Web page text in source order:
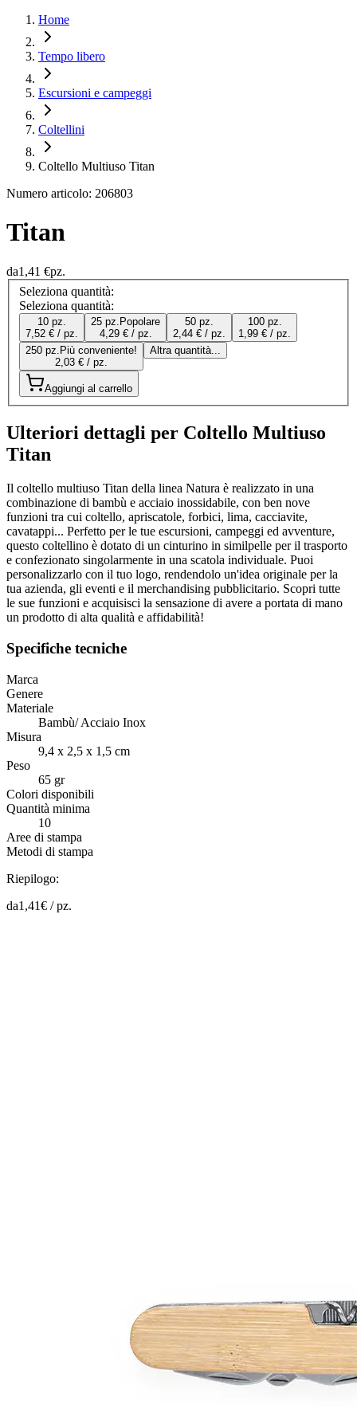
Home
Tempo libero
Escursioni e campeggi
Coltellini
Coltello Multiuso Titan
Numero articolo: 206803
Titan
da1,41 €pz.
Seleziona quantità:
Seleziona quantità:
10 pz.
7,52 € / pz.
25 pz. Popolare
4,29 € / pz.
50 pz.
2,44 € / pz.
100 pz.
1,99 € / pz.
250 pz. Più conveniente!
2,03 € / pz.
Altra quantità...
Aggiungi al carrello
Ulteriori dettagli per Coltello Multiuso
Titan
Il coltello multiuso Titan della linea Natura è realizzato in una
combinazione di bambù e acciaio inossidabile, con ben nove
funzioni tra cui coltello, apriscatole, forbici, lima, cacciavite,
cavatappi... Perfetto per le tue escursioni, campeggi ed avventure,
questo coltellino è dotato di un cinturino in similpelle per il trasporto
e confezionato singolarmente in una scatola individuale. Puoi
personalizzarlo con il tuo logo, rendendolo un'idea originale per la
tua azienda, gli eventi e il merchandising pubblicitario. Scopri tutte
le sue funzioni e acquisisci la sensazione di avere a portata di mano
un prodotto di alta qualità e affidabilità!
Specifiche tecniche
Marca
Genere
Materiale
Bambù/ Acciaio Inox
Misura
9,4 x 2,5 x 1,5 cm
Peso
65 gr
Colori disponibili
Quantità minima
10
Aree di stampa
Metodi di stampa
Riepilogo:
da1,41€ /pz.